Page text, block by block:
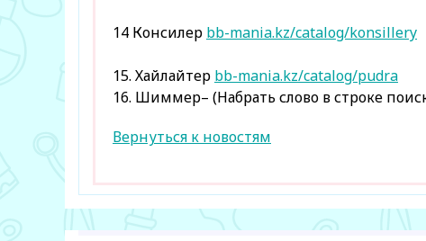
14 Консилер bb-mania.kz/catalog/konsillery
15. Хайлайтер bb-mania.kz/catalog/pudra
16. Шиммер– (Набрать слово в строке
Вернуться к новостям